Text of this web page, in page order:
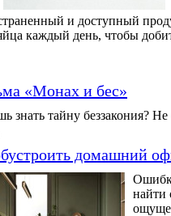
и доступный
каждый день, чтобы
«Монах и бес»
знать тайну беззакония?
домашний
найти